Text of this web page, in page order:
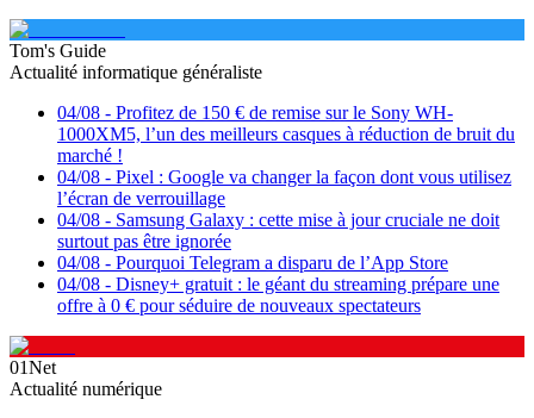
Tom's Guide
Actualité informatique généraliste
04/08 - Profitez de 150 € de remise sur le Sony WH-
1000XM5, l’un des meilleurs casques à réduction de bruit du
marché !
04/08 - Pixel : Google va changer la façon dont vous utilisez
l’écran de verrouillage
04/08 - Samsung Galaxy : cette mise à jour cruciale ne doit
surtout pas être ignorée
04/08 - Pourquoi Telegram a disparu de l’App Store
04/08 - Disney+ gratuit : le géant du streaming prépare une
offre à 0 € pour séduire de nouveaux spectateurs
01Net
Actualité numérique